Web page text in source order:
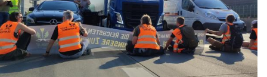
Untermenü
Untermenü
Untermenü